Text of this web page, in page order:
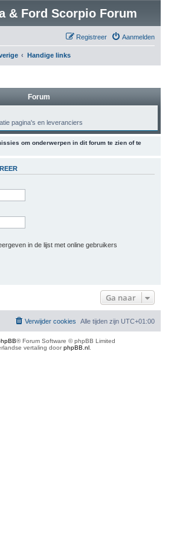
& Ford Scorpio Forum
Aanmelden
Registreer
Handige links
Forum
pagina's en leveranciers
om onderwerpen in dit forum te zien of te
in de lijst met online gebruikers
Ga naar
Alle tijden zijn UTC+01:00
Verwijder cookies
® Forum Software © phpBB Limited
vertaling doorphpBB.nl